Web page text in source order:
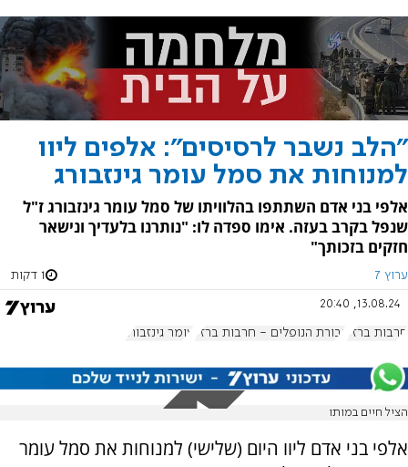
"הלב נשבר לרסיסים": אלפים ליוו
למנוחות את סמל עומר גינזבורג
אלפי בני אדם השתתפו בהלוויתו של סמל עומר גינזבורג ז"ל
שנפל בקרב בעזה. אימו ספדה לו: "נותרנו בלעדיך ונישאר
חזקים בזכותך"
ערוץ 7 1 דקות
13.08.24, 20:40
חרבות ברזל גבורת הנופלים - חרבות ברזל עומר גינזבורג
הציל חיים במותו
אלפי בני אדם ליוו היום (שלישי) למנוחות את סמל עומר